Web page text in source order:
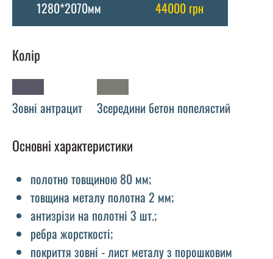
1280*2070мм 44000 грн
Колір
Зовні антрацит Зсередини бетон попелястий
Основні характеристики
полотно товщиною 80 мм;
товщина металу полотна 2 мм;
антизрізи на полотні 3 шт.;
ребра жорсткості;
покриття зовні - лист металу з порошковим